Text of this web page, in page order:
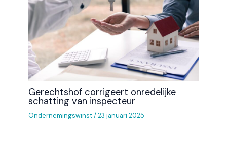
Gerechtshof corrigeert onredelijke
schatting van inspecteur
Ondernemingswinst/23 januari 2025